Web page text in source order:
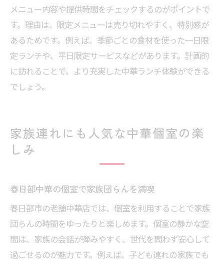
メニュー内容や提供時間をチェックするのがポイントで
す。理由は、限定メニューは売り切れやすく、特別感が
あるためです。例えば、季節ごとの食材を使った一日限
定ランチや、平日限定サービスなどがあります。計画的
に訪れることで、より充実した中華ランチ体験ができる
でしょう。
家族連れにも人気な中華個室の楽
しみ
春日部中華の個室で家族団らんを満喫
春日部市の老舗中華店では、個室を利用することで家族
団らんの時間をゆったりと楽しめます。個室の静かな空
間は、家族の会話が弾みやすく、世代を問わず安心して
過ごせるのが魅力です。例えば、子ども連れの家族でも